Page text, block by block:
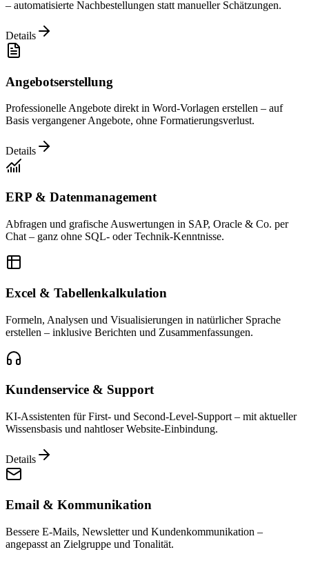
– automatisierte Nachbestellungen statt manueller Schätzungen.
Details
Angebotserstellung
Professionelle Angebote direkt in Word-Vorlagen erstellen – auf
Basis vergangener Angebote, ohne Formatierungsverlust.
Details
ERP & Datenmanagement
Abfragen und grafische Auswertungen in SAP, Oracle & Co. per
Chat – ganz ohne SQL- oder Technik-Kenntnisse.
Excel & Tabellenkalkulation
Formeln, Analysen und Visualisierungen in natürlicher Sprache
erstellen – inklusive Berichten und Zusammenfassungen.
Kundenservice & Support
KI-Assistenten für First- und Second-Level-Support – mit aktueller
Wissensbasis und nahtloser Website-Einbindung.
Details
Email & Kommunikation
Bessere E-Mails, Newsletter und Kundenkommunikation –
angepasst an Zielgruppe und Tonalität.